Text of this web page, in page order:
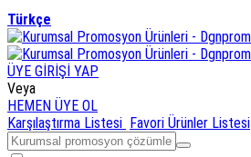
Türkçe
ÜYE GİRİŞİ YAP
Veya
HEMEN ÜYE OL
Karşılaştırma Listesi Favori Ürünler Listesi